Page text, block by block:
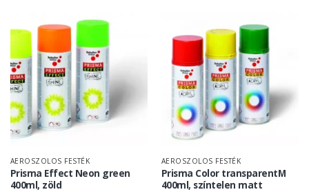
AEROSZOLOS FESTÉK
Prisma Effect Neon green
400ml, zöld
AEROSZOLOS FESTÉK
Prisma Color transparentM
400ml, színtelen matt